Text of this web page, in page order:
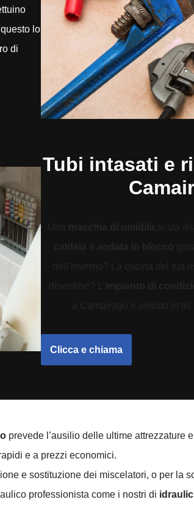
lo
di
Tubi intasati e
Clicca e chiama
prevede l’ausilio delle ultime attrezzature
e a prezzi economici.
e sostituzione dei miscelatori, o per la
professionista come i nostri di